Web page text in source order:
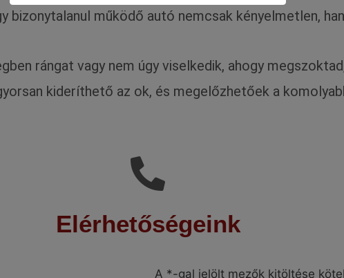
bizonytalanul működő autó nemcsak kényelmetlen,
rángat vagy nem úgy viselkedik, ahogy
kideríthető az ok, és megelőzhetőek a
Elérhetőségeink
A *-gal jelölt mezők kitöltése